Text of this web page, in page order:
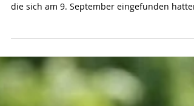
Ähh... nein, Kinder sind es nun wirklich nicht
die sich am 9. September eingefunden hatten,